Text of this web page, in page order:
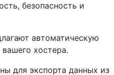
безопасность и
автоматическую
хостера.
для экспорта данных из